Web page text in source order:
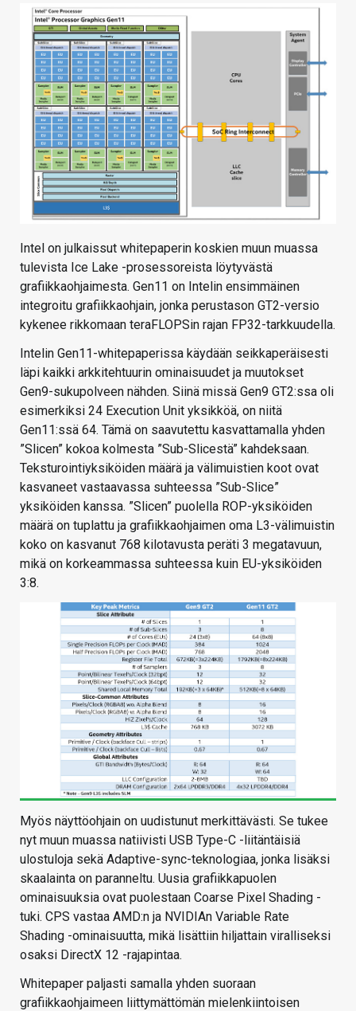
VAIHDA TEEMA
HAKU
Intel on julkaissut whitepaperin koskien muun muassa
tulevista Ice Lake -prosessoreista löytyvästä
grafiikkaohjaimesta. Gen11 on Intelin ensimmäinen
integroitu grafiikkaohjain, jonka perustason GT2-versio
kykenee rikkomaan teraFLOPSin rajan FP32-tarkkuudella.
Intelin Gen11-whitepaperissa käydään seikkaperäisesti
läpi kaikki arkkitehtuurin ominaisuudet ja muutokset
Gen9-sukupolveen nähden. Siinä missä Gen9 GT2:ssa oli
esimerkiksi 24 Execution Unit yksikköä, on niitä
Gen11:ssä 64. Tämä on saavutettu kasvattamalla yhden
”Slicen” kokoa kolmesta ”Sub-Slicestä” kahdeksaan.
Teksturointiyksiköiden määrä ja välimuistien koot ovat
kasvaneet vastaavassa suhteessa ”Sub-Slice”
yksiköiden kanssa. ”Slicen” puolella ROP-yksiköiden
määrä on tuplattu ja grafiikkaohjaimen oma L3-välimuistin
koko on kasvanut 768 kilotavusta peräti 3 megatavuun,
mikä on korkeammassa suhteessa kuin EU-yksiköiden
3:8.
Myös näyttöohjain on uudistunut merkittävästi. Se tukee
nyt muun muassa natiivisti USB Type-C -liitäntäisiä
ulostuloja sekä Adaptive-sync-teknologiaa, jonka lisäksi
skaalainta on paranneltu. Uusia grafiikkapuolen
ominaisuuksia ovat puolestaan Coarse Pixel Shading -
tuki. CPS vastaa AMD:n ja NVIDIAn Variable Rate
Shading -ominaisuutta, mikä lisättiin hiljattain viralliseksi
osaksi DirectX 12 -rajapintaa.
Whitepaper paljasti samalla yhden suoraan
grafiikkaohjaimeen liittymättömän mielenkiintoisen